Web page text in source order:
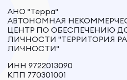
АНО "Терра"
АВТОНОМНАЯ
ЦЕНТР ПО ОБЕСПЕЧЕНИЮ
ЛИЧНОСТИ "ТЕРРИТОРИЯ
ЛИЧНОСТИ"
ИНН 9722013090
КПП 770301001